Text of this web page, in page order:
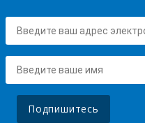
Подпишитесь